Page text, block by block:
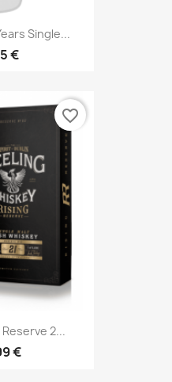
Single...
€
2...
€
favorite_border